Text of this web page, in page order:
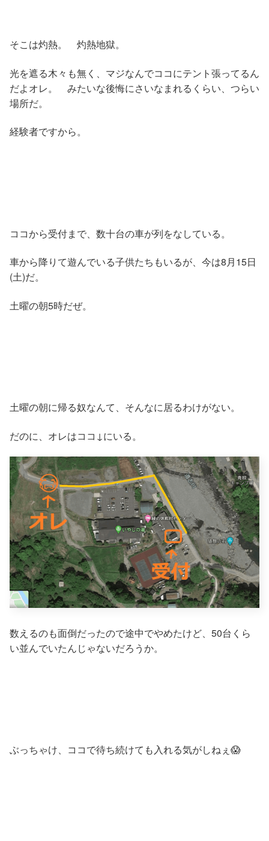
そこは灼熱。 灼熱地獄。
光を遮る木々も無く、マジなんでココにテント張ってるん
だよオレ。 みたいな後悔にさいなまれるくらい、つらい
場所だ。
経験者ですから。
ココから受付まで、数十台の車が列をなしている。
車から降りて遊んでいる子供たちもいるが、今は8月15日
(土)だ。
土曜の朝5時だぜ。
土曜の朝に帰る奴なんて、そんなに居るわけがない。
だのに、オレはココ↓にいる。
数えるのも面倒だったので途中でやめたけど、50台くら
い並んでいたんじゃないだろうか。
ぶっちゃけ、ココで待ち続けても入れる気がしねぇ😱